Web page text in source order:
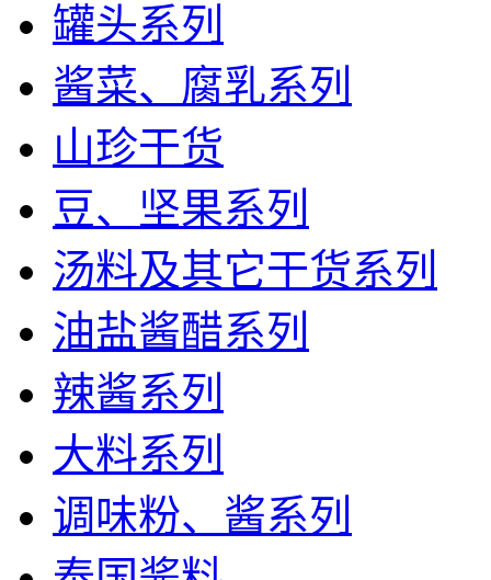
罐头系列
酱菜、腐乳系列
山珍干货
豆、坚果系列
汤料及其它干货系列
油盐酱醋系列
辣酱系列
大料系列
调味粉、酱系列